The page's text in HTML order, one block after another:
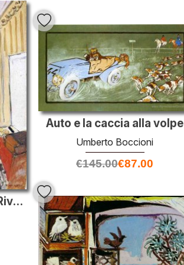
La mia camera al Beau-Rivage
Auto e la caccia alla volpe
Umberto Boccioni
€145.00€87.00